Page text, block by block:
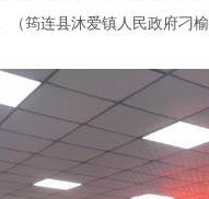
筠连县沐爱镇人民政府刁榆